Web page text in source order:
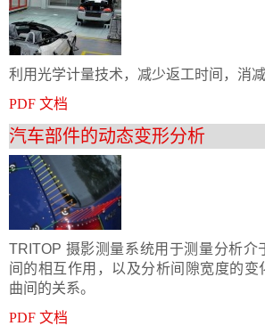
利用光学计量技术，减少返工时间，消减
PDF 文档
汽车部件的动态变形分析
TRITOP 摄影测量系统用于测量分析介
间的相互作用，以及分析间隙宽度的变
曲间的关系。
PDF 文档